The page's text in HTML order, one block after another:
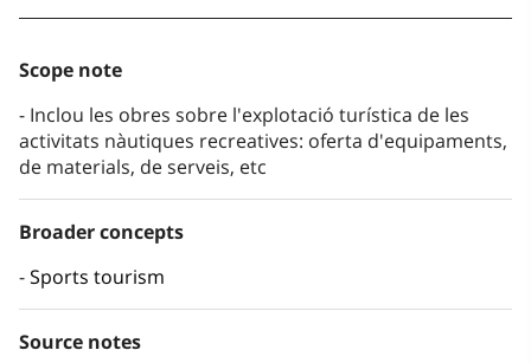
Scope note
Inclou les obres sobre l'explotació turística de les
activitats nàutiques recreatives: oferta d'equipaments,
de materials, de serveis, etc
Broader concepts
Sports tourism
Source notes